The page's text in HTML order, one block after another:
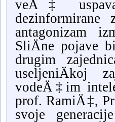
veÄ‡
antagonizam
SliÄne pojave
drugim
useljeniÄkoj
vodeÄ‡im
prof. RamiÄ‡,
svoje